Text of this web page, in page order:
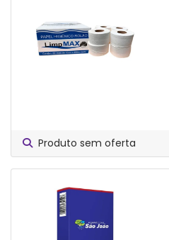
Produto sem oferta